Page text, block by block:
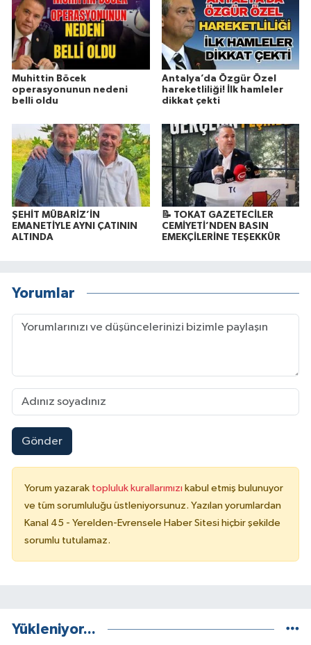
Muhittin Böcek
operasyonunun nedeni
belli oldu
Antalya’da Özgür Özel
hareketliliği! İlk hamleler
dikkat çekti
ŞEHİT MÜBARİZ’İN
EMANETİYLE AYNI ÇATININ
ALTINDA
📝 TOKAT GAZETECİLER
CEMİYETİ’NDEN BASIN
EMEKÇİLERİNE TEŞEKKÜR
Yorumlar
Gönder
Yorum yazarak topluluk kurallarımızı kabul etmiş bulunuyor
ve tüm sorumluluğu üstleniyorsunuz. Yazılan yorumlardan
Kanal 45 - Yerelden-Evrensele Haber Sitesi hiçbir şekilde
sorumlu tutulamaz.
Yükleniyor...